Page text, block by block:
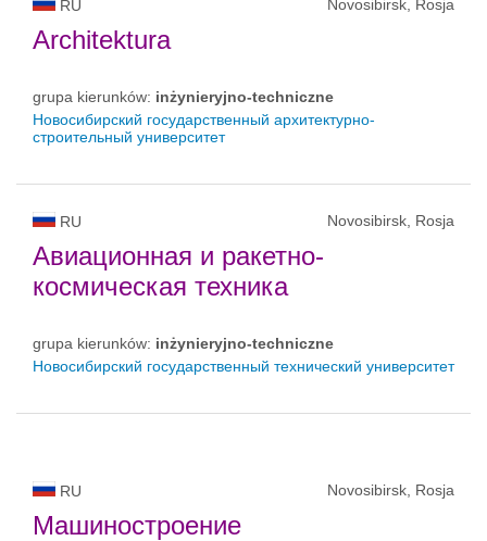
RU Novosibirsk, Rosja
Architektura
grupa kierunków: inżynieryjno-techniczne
Новосибирский государственный архитектурно-
строительный университет
RU Novosibirsk, Rosja
Авиационная и ракетно-
космическая техника
grupa kierunków: inżynieryjno-techniczne
Новосибирский государственный технический университет
RU Novosibirsk, Rosja
Машиностроение